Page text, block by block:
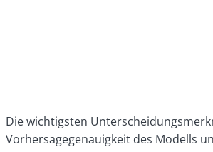
Die wichtigsten
Vorhersagegenauigkeit des Modells